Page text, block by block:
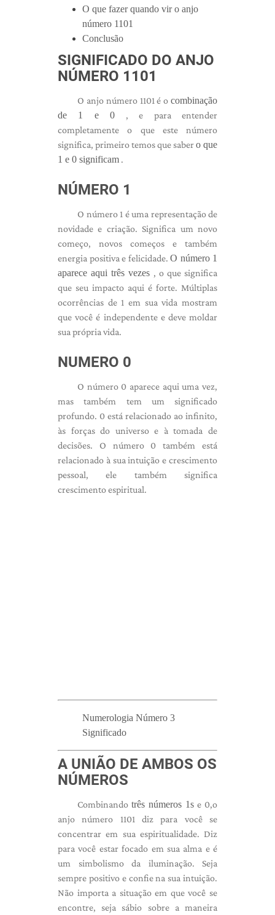
O que fazer quando vir o anjo
número 1101
Conclusão
SIGNIFICADO DO ANJO
NÚMERO 1101
O anjo número 1101 é o combinação
de 1 e 0 , e para entender
completamente o que este número
significa, primeiro temos que sabero que
1 e 0 significam .
NÚMERO 1
O número 1 é uma representação de
novidade e criação. Significa um novo
começo, novos começos e também
energia positiva e felicidade. O número 1
aparece aqui três vezes , o que significa
que seu impacto aqui é forte. Múltiplas
ocorrências de 1 em sua vida mostram
que você é independente e deve moldar
sua própria vida.
NUMERO 0
O número 0 aparece aqui uma vez,
mas também tem um significado
profundo. 0 está relacionado ao infinito,
às forças do universo e à tomada de
decisões. O número 0 também está
relacionado à sua intuição e crescimento
pessoal, ele também significa
crescimento espiritual.
Numerologia Número 3
Significado
A UNIÃO DE AMBOS OS
NÚMEROS
Combinando três números 1s e 0,o
anjo número 1101 diz para você se
concentrar em sua espiritualidade. Diz
para você estar focado em sua alma e é
um simbolismo da iluminação. Seja
sempre positivo e confie na sua intuição.
Não importa a situação em que você se
encontre, seja sábio sobre a maneira